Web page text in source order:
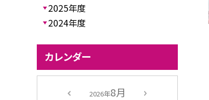
2025年度
2024年度
カレンダー
2026年8月